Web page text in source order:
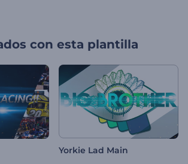
con esta plantilla
Yorkie Lad Main